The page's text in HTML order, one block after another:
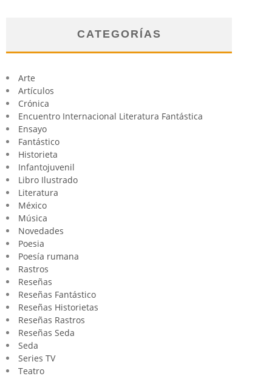
CATEGORÍAS
Arte
Artículos
Crónica
Encuentro Internacional Literatura Fantástica
Ensayo
Fantástico
Historieta
Infantojuvenil
Libro Ilustrado
Literatura
México
Música
Novedades
Poesia
Poesía rumana
Rastros
Reseñas
Reseñas Fantástico
Reseñas Historietas
Reseñas Rastros
Reseñas Seda
Seda
Series TV
Teatro